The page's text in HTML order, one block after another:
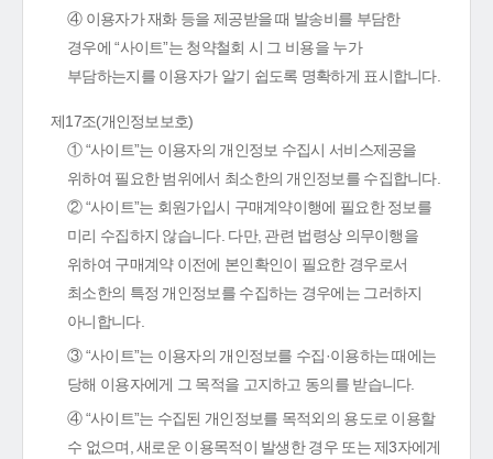
④ 이용자가 재화 등을 제공받을 때 발송비를 부담한
경우에 “사이트”는 청약철회 시 그 비용을 누가
부담하는지를 이용자가 알기 쉽도록 명확하게 표시합니다.
제17조(개인정보보호)
① “사이트”는 이용자의 개인정보 수집시 서비스제공을
위하여 필요한 범위에서 최소한의 개인정보를 수집합니다.
② “사이트”는 회원가입시 구매계약이행에 필요한 정보를
미리 수집하지 않습니다. 다만, 관련 법령상 의무이행을
위하여 구매계약 이전에 본인확인이 필요한 경우로서
최소한의 특정 개인정보를 수집하는 경우에는 그러하지
아니합니다.
③ “사이트”는 이용자의 개인정보를 수집·이용하는 때에는
당해 이용자에게 그 목적을 고지하고 동의를 받습니다.
④ “사이트”는 수집된 개인정보를 목적외의 용도로 이용할
수 없으며, 새로운 이용목적이 발생한 경우 또는 제3자에게